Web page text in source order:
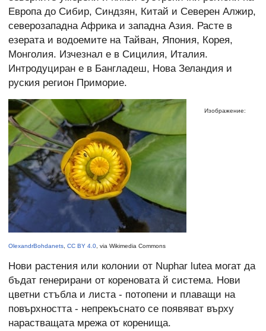
Европа до Сибир, Синдзян, Китай и Северен Алжир,
северозападна Африка и западна Азия. Расте в
езерата и водоемите на Тайван, Япония, Корея,
Монголия. Изчезнал е в Сицилия, Италия.
Интродуциран е в Бангладеш, Нова Зеландия и
руския регион Приморие.
Изображение:
OlexandrBohdanets CC BY 4.0 , via Wikimedia Commons
Нови растения или колонии от Nuphar lutea могат да
бъдат генерирани от кореновата й система. Нови
цветни стъбла и листа - потопени и плаващи на
повърхността - непрекъснато се появяват върху
нарастващата мрежа от коренища.